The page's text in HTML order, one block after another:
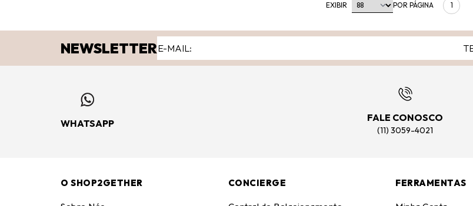
EXIBIR POR PÁGINA 1
NEWSLETTER
WHATSAPP
FALE CONOSCO
(11) 3059-4021
O SHOP2GETHER CONCIERGE FERRAMENTAS